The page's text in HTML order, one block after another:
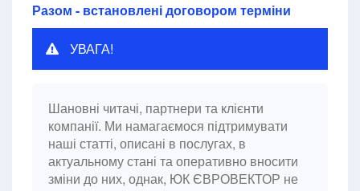
Разом - встановлені договором терміни
УВАГА!
Шановні читачі, партнери та клієнти
компанії. Ми намагаємося підтримувати
наші статті, описані в послугах, в
актуальному стані та оперативно вносити
зміни до них, однак, ЮК ЄВРОВЕКТОР не